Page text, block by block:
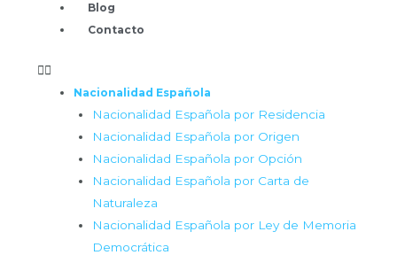
Blog
Contacto
Nacionalidad Española
Nacionalidad Española por Residencia
Nacionalidad Española por Origen
Nacionalidad Española por Opción
Nacionalidad Española por Carta de
Naturaleza
Nacionalidad Española por Ley de Memoria
Democrática